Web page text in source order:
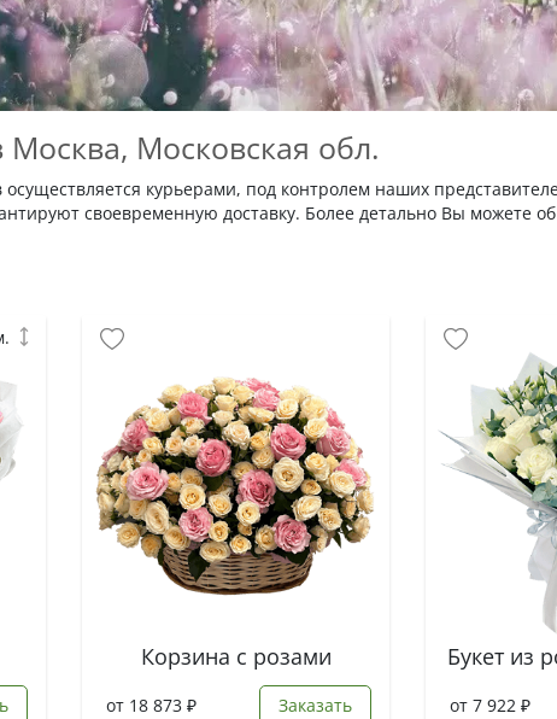
Москва, Московская обл.
осуществляется курьерами, под контролем наших
своевременную доставку. Более детально Вы можете
Корзина с розами
от 18 873 ₽ Заказать от 7 922 ₽